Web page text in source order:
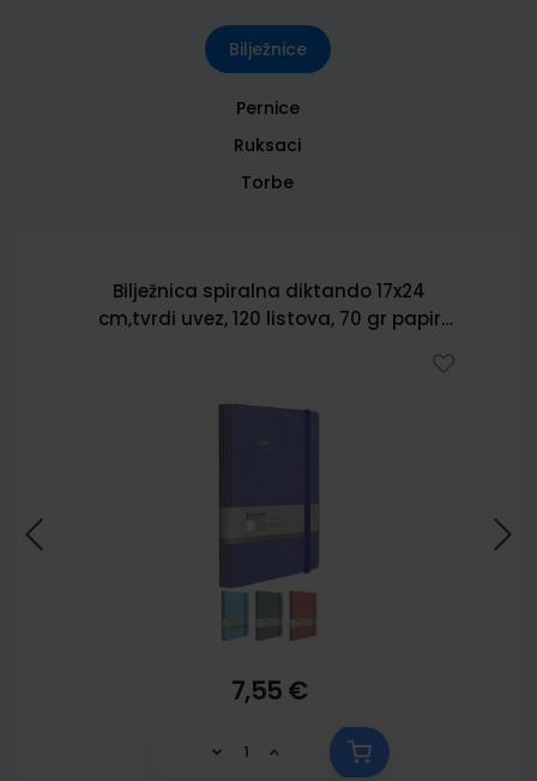
Bilježnice
Pernice
Ruksaci
Torbe
Bilježnica spiralna diktando 17x24
cm,tvrdi uvez, 120 listova, 70 gr papir
7,55 €